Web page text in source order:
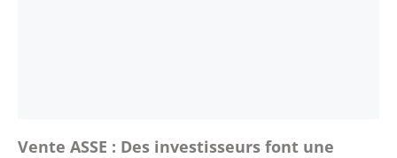
Vente ASSE : Des investisseurs font une